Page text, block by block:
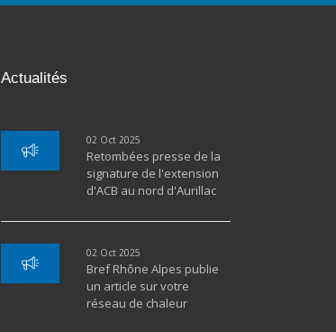
Actualités
02 Oct 2025
Retombées presse de la
signature de l'extension
d'ACB au nord d'Aurillac
02 Oct 2025
Bref Rhône Alpes publie
un article sur votre
réseau de chaleur